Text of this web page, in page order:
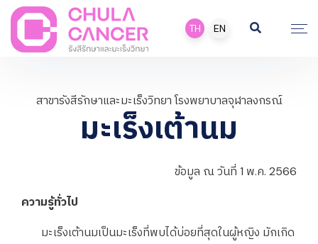
TH EN
สาขารังสีรักษาและมะเร็งวิทยา โรงพยาบาลจุฬาลงกรณ์
มะเร็งเต้านม
ข้อมูล ณ วันที่ 1 พ.ค. 2566
ความรู้ทั่วไป
มะเร็งเต้านมเป็นมะเร็งที่พบได้บ่อยที่สุดในผู้หญิง มักเกิด